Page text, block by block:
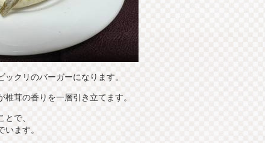
ックリのバーガーになります。
茸の香りを一層引き立てます。
で、
ます。